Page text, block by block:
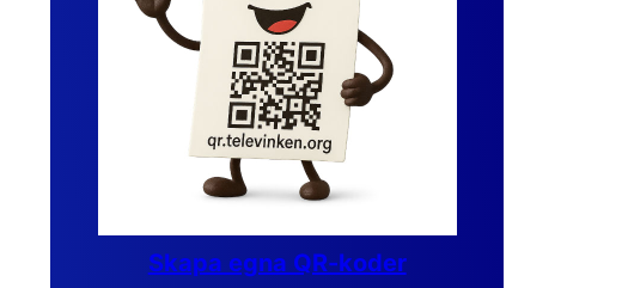
Skapa egna QR-koder